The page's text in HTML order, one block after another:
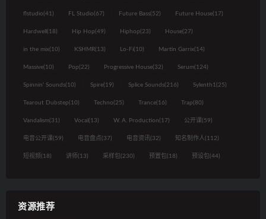
flstudio(41) FL Studio(67) Future Bass(52) Future House(17)
Hardwell (18) Hip Hop(49) Hiphop(23) House(27)
in the mix(10) KSHMR(13) Lo-Fi(10) Martin Garrix(14)
Massive(10) Pop(22) Progressive House(32) Serum(124)
Spinnin' Sounds(10) Spire(19) Splice Sounds(216) Sylenth1(25)
Tearout Dubstep(10) Techno(25) Trance(16) Trap(80)
Vandalism(31) Vocal (13) W. A. Production(17) 公开课(59)
电音公开课(59) 电音盘点(37) 电音资讯(32) 知名制作人(112)
短视频 (18) 讲师(13) 采样包(230) 预置包(18) 预设包(44)
资源推荐